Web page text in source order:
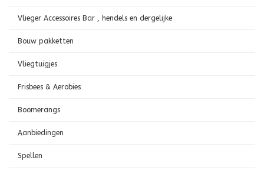
Vlieger Accessoires Bar , hendels en dergelijke
Bouw pakketten
Vliegtuigjes
Frisbees & Aerobies
Boomerangs
Aanbiedingen
Spellen